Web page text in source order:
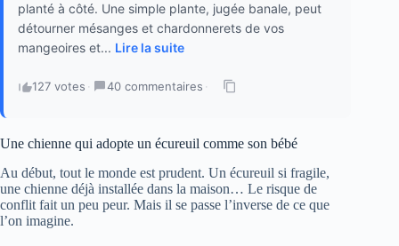
planté à côté. Une simple plante, jugée banale, peut
détourner mésanges et chardonnerets de vos
mangeoires et... Lire la suite
127 votes · 40 commentaires ·
Une chienne qui adopte un écureuil comme son bébé
Au début, tout le monde est prudent. Un écureuil si fragile,
une chienne déjà installée dans la maison… Le risque de
conflit fait un peu peur. Mais il se passe l’inverse de ce que
l’on imagine.